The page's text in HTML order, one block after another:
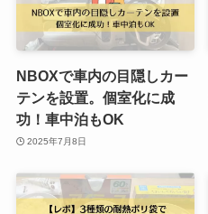
NBOXで車内の目隠しカー
テンを設置。個室化に成
功！車中泊もOK
2025年7月8日